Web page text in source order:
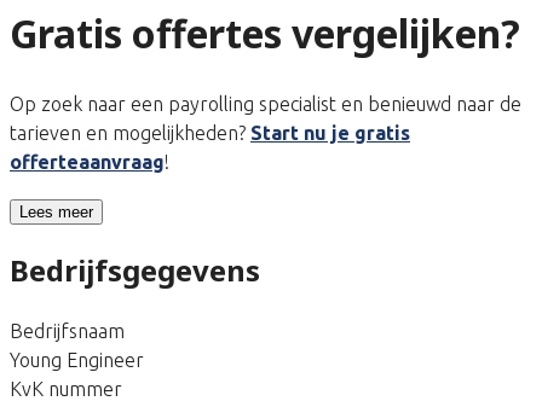
Gratis offertes vergelijken?
Op zoek naar een payrolling specialist en benieuwd naar de
tarieven en mogelijkheden? Start nu je gratis
offerteaanvraag!
Lees meer
Bedrijfsgegevens
Bedrijfsnaam
Young Engineer
KvK nummer